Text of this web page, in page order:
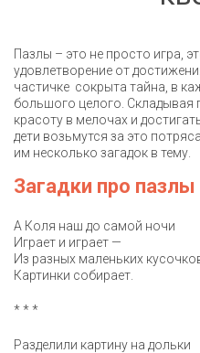
Пазлы – это не просто игра,
удовлетворение от
частичке сокрыта тайна, в
большого целого. Складывая
красоту в мелочах и
дети возьмутся за это
им несколько загадок в тему.
Загадки про пазлы
А Коля наш до самой ночи
Играет и играет —
Из разных маленьких
Картинки собирает.
* * *
Разделили картину на дольки